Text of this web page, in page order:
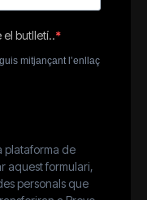
butlletí..
mitjançant l’enllaç
plataforma de
aquest formulari,
personals que